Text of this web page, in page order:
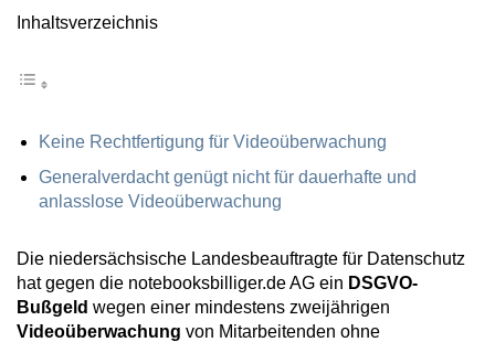
Inhaltsverzeichnis
Keine Rechtfertigung für Videoüberwachung
Generalverdacht genügt nicht für dauerhafte und
anlasslose Videoüberwachung
Die niedersächsische Landesbeauftragte für Datenschutz
hat gegen die notebooksbilliger.de AG ein DSGVO-
Bußgeld wegen einer mindestens zweijährigen
Videoüberwachung von Mitarbeitenden ohne